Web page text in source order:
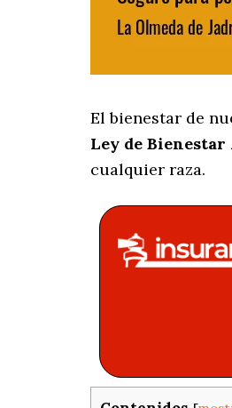
El bienestar de
Ley de
cualquier raza.